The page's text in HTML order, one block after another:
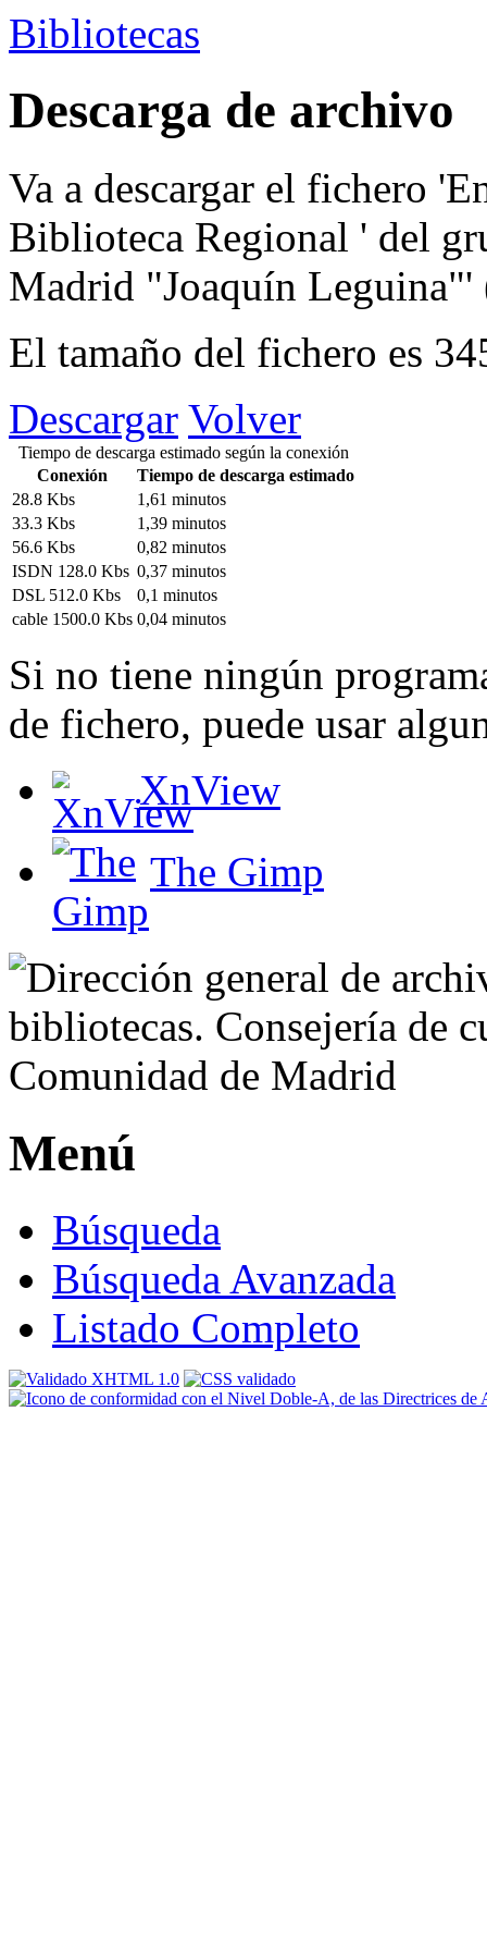
Bibliotecas
Descarga de archivo
Va a descargar el fichero
Biblioteca Regional ' del
Madrid "Joaquín Leguina"'
El tamaño del fichero es
Descargar Volver
Tiempo de descarga estimado según la conexión
Conexión
Tiempo de descarga estimado
28.8 Kbs
1,61 minutos
33.3 Kbs
1,39 minutos
56.6 Kbs
0,82 minutos
ISDN 128.0 Kbs 0,37 minutos
DSL 512.0 Kbs
0,1 minutos
cable 1500.0 Kbs 0,04 minutos
Si no tiene ningún
de fichero, puede usar
XnView
The Gimp
Menú
Búsqueda
Búsqueda Avanzada
Listado Completo